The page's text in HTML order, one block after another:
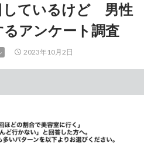
しているけど 男性
アンケート調査
2023年10月2日